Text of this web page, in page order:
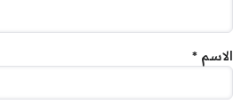
الاسم *